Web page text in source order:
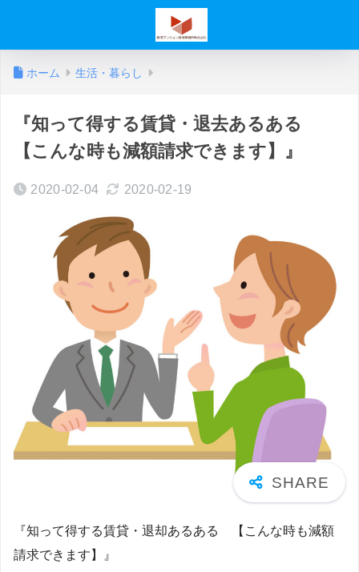
ホーム 生活・暮らし
『知って得する賃貸・退去あるある
【こんな時も減額請求できます】』
2020-02-04 2020-02-19
『知って得する賃貸・退却あるある 【こんな時も減額
請求できます】』